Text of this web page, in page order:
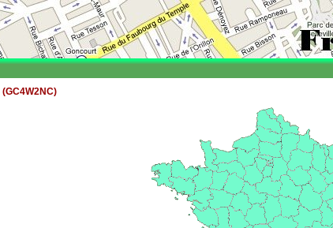
(GC4W2NC)